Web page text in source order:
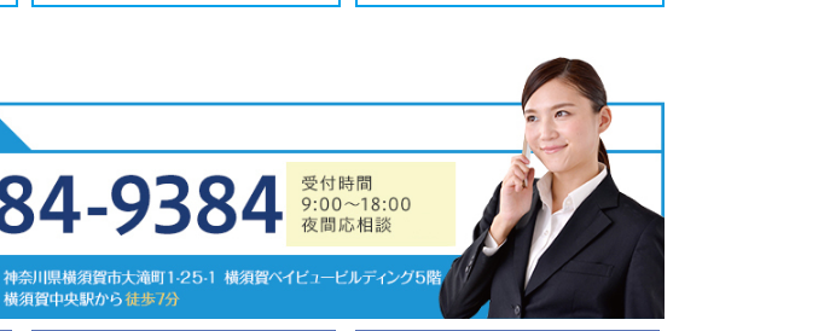
バイク事故 死亡事故